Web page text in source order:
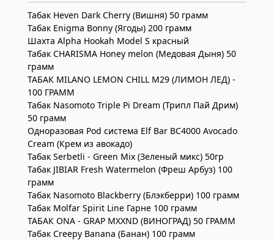
Табак Heven Dark Cherry (Вишня) 50 грамм
Табак Enigma Bonny (Ягоды) 200 грамм
Шахта Alpha Hookah Model S красный
Табак CHARISMA Honey melon (Медовая Дыня) 50
грамм
ТАБАК MILANO LEMON CHILL M29 (ЛИМОН ЛЕД) -
100 ГРАММ
Табак Nasomoto Triple Pi Dream (Трипл Пай Дрим)
50 грамм
Одноразовая Pod система Elf Bar BC4000 Avocado
Cream (Крем из авокадо)
Табак Serbetli - Green Mix (Зеленый микс) 50гр
Табак JIBIAR Fresh Watermelon (Фреш Арбуз) 100
грамм
Табак Nasomoto Blackberry (Блэкберри) 100 грамм
Табак Molfar Spirit Line Гарне 100 грамм
ТАБАК ONA - GRAP MXXND (ВИНОГРАД) 50 ГРАММ
Табак Creepy Banana (Банан) 100 грамм